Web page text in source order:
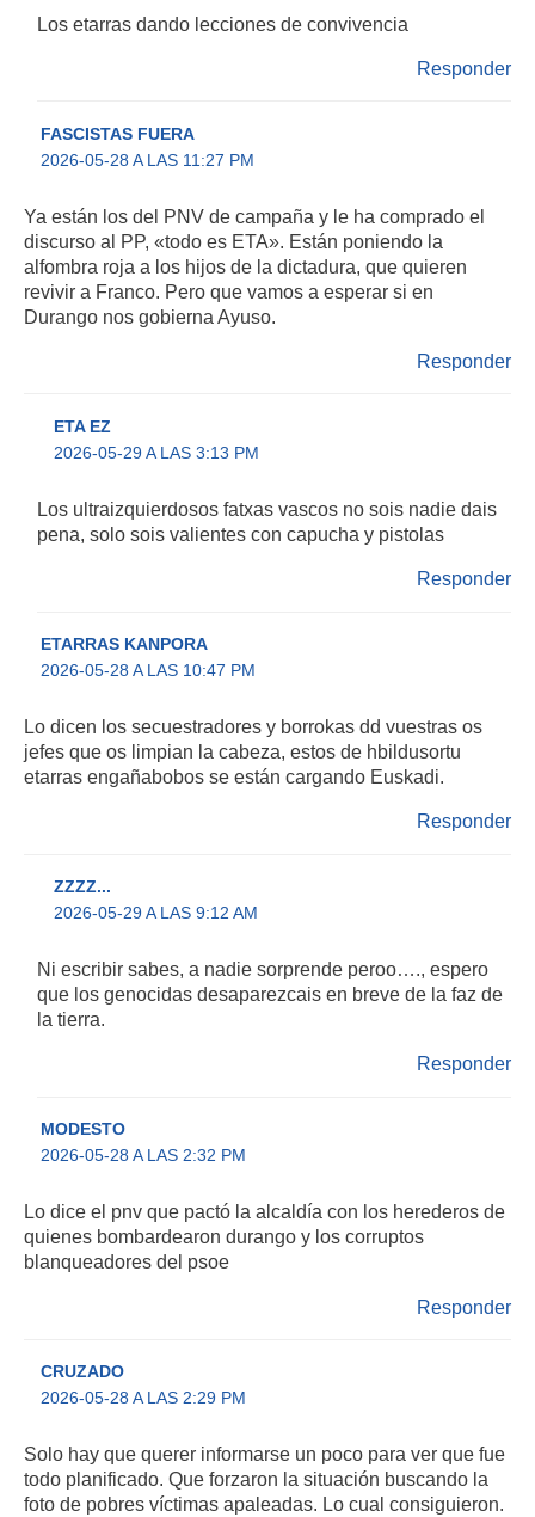
Los etarras dando lecciones de convivencia
Responder
FASCISTAS FUERA
2026-05-28 A LAS 11:27 PM
Ya están los del PNV de campaña y le ha comprado el
discurso al PP, «todo es ETA». Están poniendo la
alfombra roja a los hijos de la dictadura, que quieren
revivir a Franco. Pero que vamos a esperar si en
Durango nos gobierna Ayuso.
Responder
ETA EZ
2026-05-29 A LAS 3:13 PM
Los ultraizquierdosos fatxas vascos no sois nadie dais
pena, solo sois valientes con capucha y pistolas
Responder
ETARRAS KANPORA
2026-05-28 A LAS 10:47 PM
Lo dicen los secuestradores y borrokas dd vuestras os
jefes que os limpian la cabeza, estos de hbildusortu
etarras engañabobos se están cargando Euskadi.
Responder
ZZZZ...
2026-05-29 A LAS 9:12 AM
Ni escribir sabes, a nadie sorprende peroo…., espero
que los genocidas desaparezcais en breve de la faz de
la tierra.
Responder
MODESTO
2026-05-28 A LAS 2:32 PM
Lo dice el pnv que pactó la alcaldía con los herederos de
quienes bombardearon durango y los corruptos
blanqueadores del psoe
Responder
CRUZADO
2026-05-28 A LAS 2:29 PM
Solo hay que querer informarse un poco para ver que fue
todo planificado. Que forzaron la situación buscando la
foto de pobres víctimas apaleadas. Lo cual consiguieron.